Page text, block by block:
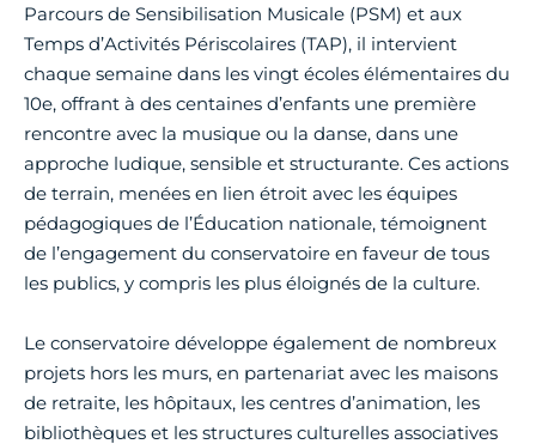
Parcours de Sensibilisation Musicale (PSM) et aux
Temps d’Activités Périscolaires (TAP), il intervient
chaque semaine dans les vingt écoles élémentaires du
10e, offrant à des centaines d’enfants une première
rencontre avec la musique ou la danse, dans une
approche ludique, sensible et structurante. Ces actions
de terrain, menées en lien étroit avec les équipes
pédagogiques de l’Éducation nationale, témoignent
de l’engagement du conservatoire en faveur de tous
les publics, y compris les plus éloignés de la culture.
Le conservatoire développe également de nombreux
projets hors les murs, en partenariat avec les maisons
de retraite, les hôpitaux, les centres d’animation, les
bibliothèques et les structures culturelles associatives